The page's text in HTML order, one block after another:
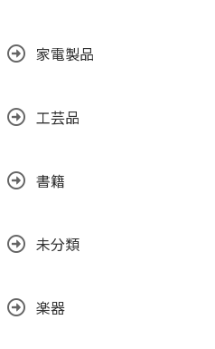
家電製品
工芸品
書籍
未分類
楽器